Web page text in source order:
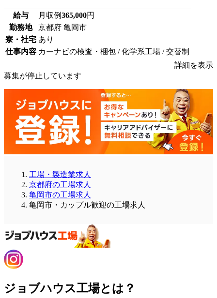
給与 月収例365,000円
勤務地
京都府 亀岡市
寮・社宅 あり
仕事内容 カーナビの検査・梱包 / 化学系工場 / 交替制
詳細を表示
募集が停止しています
工場・製造業求人
京都府の工場求人
亀岡市の工場求人
亀岡市・カップル歓迎の工場求人
ジョブハウス工場とは？